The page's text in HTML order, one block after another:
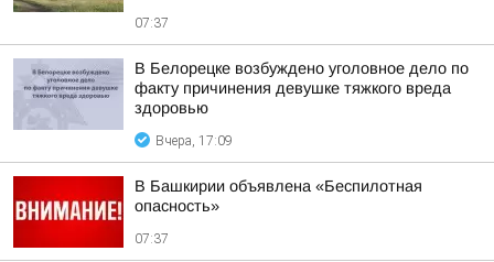
07:37
В Белорецке возбуждено уголовное дело по
факту причинения девушке тяжкого вреда
здоровью
Вчера, 17:09
В Башкирии объявлена «Беспилотная
опасность»
07:37